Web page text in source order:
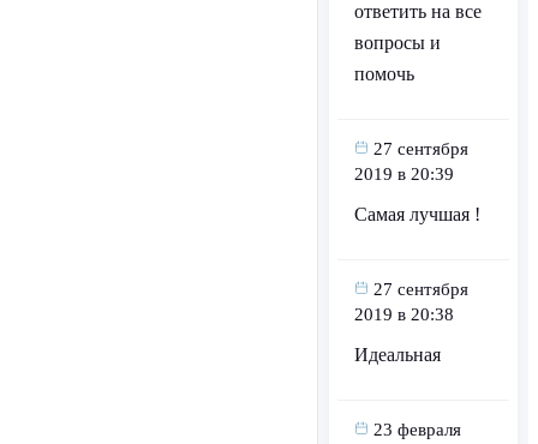
ответить на все
вопросы и
помочь
27 сентября
2019 в 20:39
Самая лучшая !
27 сентября
2019 в 20:38
Идеальная
23 февраля